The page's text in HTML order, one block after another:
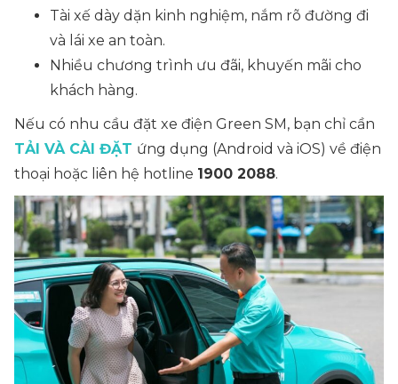
Tài xế dày dặn kinh nghiệm, nắm rõ đường đi
và lái xe an toàn.
Nhiều chương trình ưu đãi, khuyến mãi cho
khách hàng.
Nếu có nhu cầu đặt xe điện Green SM, bạn chỉ cần
TẢI VÀ CÀI ĐẶT ứng dụng (Android và iOS) về điện
thoại hoặc liên hệ hotline 1900 2088.